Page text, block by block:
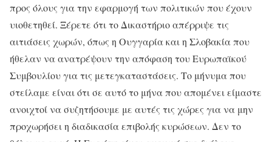
προς όλους για την εφαρμογή των πολιτικών που έχουν
υιοθετηθεί. Ξέρετε ότι το Δικαστήριο απέρριψε τις
αιτιάσεις χωρών, όπως η Ουγγαρία και η Σλοβακία που
ήθελαν να ανατρέψουν την απόφαση του Ευρωπαϊκού
Συμβουλίου για τις μετεγκαταστάσεις. Το μήνυμα που
στείλαμε είναι ότι σε αυτό το μήνα που απομένει είμαστε
ανοιχτοί να συζητήσουμε με αυτές τις χώρες για να μην
προχωρήσει η διαδικασία επιβολής κυρώσεων. Δεν το